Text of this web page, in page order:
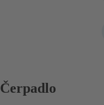
Čerpadlo